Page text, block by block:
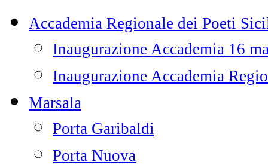
Accademia Regionale dei Poeti
Inaugurazione Accademia 16
Inaugurazione Accademia
Marsala
Porta Garibaldi
Porta Nuova